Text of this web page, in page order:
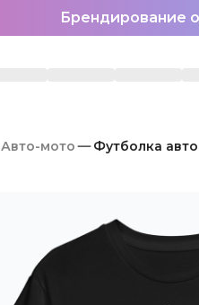
Брендирование
Авто-мото Футболка